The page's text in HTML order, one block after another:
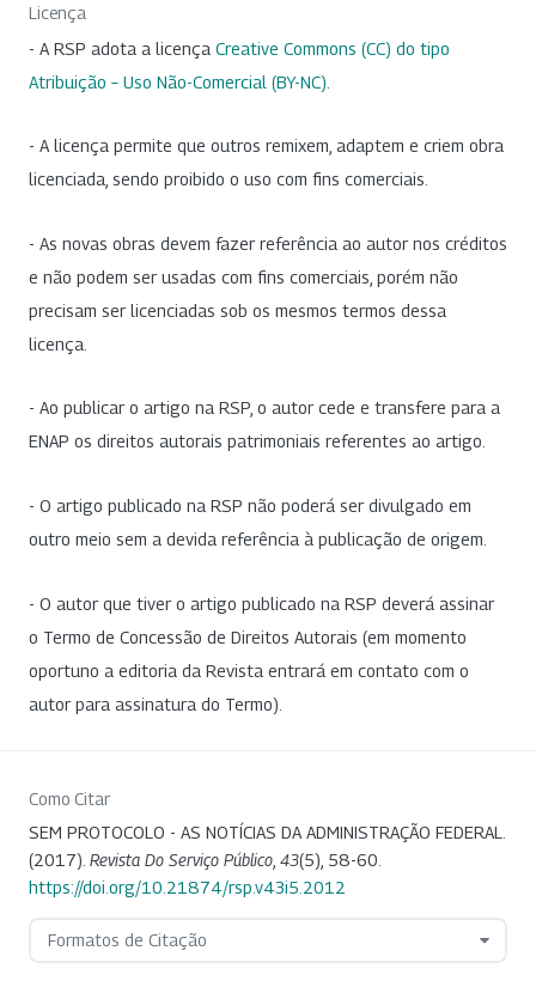
Licença
- A RSP adota a licença Creative Commons (CC) do tipo
Atribuição – Uso Não-Comercial (BY-NC)
- A licença permite que outros remixem, adaptem e criem obra
licenciada, sendo proibido o uso com fins comerciais.
- As novas obras devem fazer referência ao autor nos créditos
e não podem ser usadas com fins comerciais, porém não
precisam ser licenciadas sob os mesmos termos dessa
licença.
- Ao publicar o artigo na RSP, o autor cede e transfere para a
ENAP os direitos autorais patrimoniais referentes ao artigo.
- O artigo publicado na RSP não poderá ser divulgado em
outro meio sem a devida referência à publicação de origem.
- O autor que tiver o artigo publicado na RSP deverá assinar
o Termo de Concessão de Direitos Autorais (em momento
oportuno a editoria da Revista entrará em contato com o
autor para assinatura do Termo).
Como Citar
SEM PROTOCOLO - AS NOTÍCIAS DA ADMINISTRAÇÃO FEDERAL.
(2017). Revista Do Serviço Público 43(5), 58-60.
https://doi.org/10.21874/rsp.v43i5.2012
Formatos de Citação